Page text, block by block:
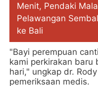
Menit, Pendaki
Pelawangan
ke Bali
"Bayi perempuan
kami perkirakan baru
hari," ungkap dr.
pemeriksaan medis.